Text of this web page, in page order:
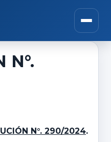
Abrir
N°.
N°. 290/2024.